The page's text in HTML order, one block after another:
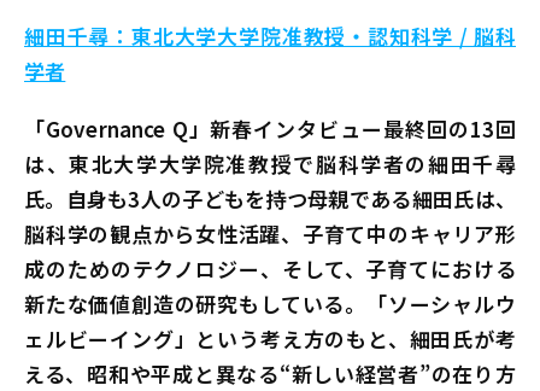
細田千尋：東北大学大学院准教授・認知科学 / 脳科
学者
「Governance Q」新春インタビュー最終回の13回
は、東北大学大学院准教授で脳科学者の細田千尋
氏。自身も3人の子どもを持つ母親である細田氏は、
脳科学の観点から女性活躍、子育て中のキャリア形
成のためのテクノロジー、そして、子育てにおける
新たな価値創造の研究もしている。「ソーシャルウ
ェルビーイング」という考え方のもと、細田氏が考
える、昭和や平成と異なる“新しい経営者”の在り方